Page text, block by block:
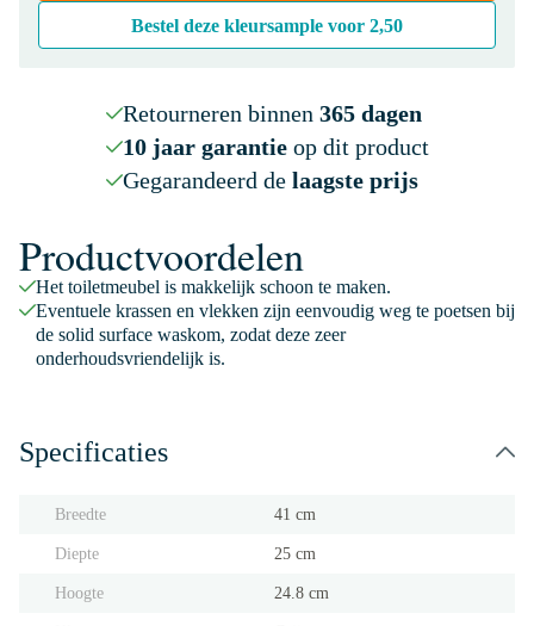
Bestel deze kleursample voor 2,50
Retourneren binnen 365 dagen
10 jaar garantieop dit product
Gegarandeerd de laagste prijs
Productvoordelen
Het toiletmeubel is makkelijk schoon te maken.
Eventuele krassen en vlekken zijn eenvoudig weg te poetsen bij
de solid surface waskom, zodat deze zeer
onderhoudsvriendelijk is.
Specificaties
Breedte 41 cm
Diepte 25 cm
Hoogte 24.8 cm